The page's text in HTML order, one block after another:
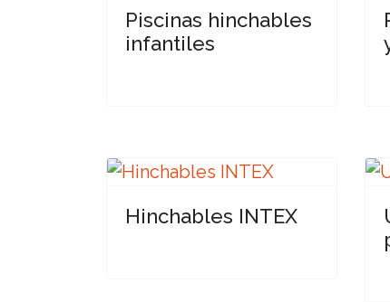
Piscinas hinchables
infantiles
Hinchables INTEX